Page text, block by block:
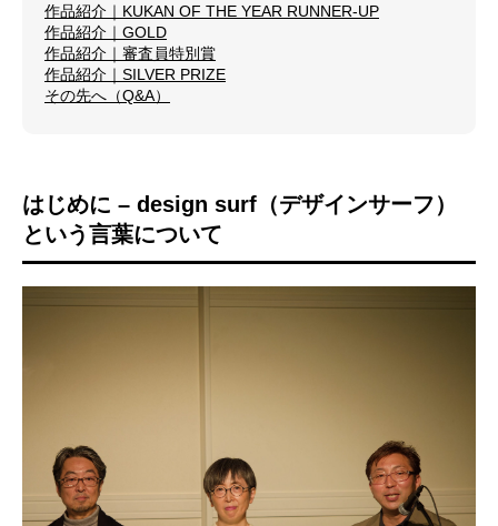
作品紹介｜KUKAN OF THE YEAR RUNNER-UP
作品紹介｜GOLD
作品紹介｜審査員特別賞
作品紹介｜SILVER PRIZE
その先へ（Q&A）
はじめに – design surf（デザインサーフ）
という言葉について